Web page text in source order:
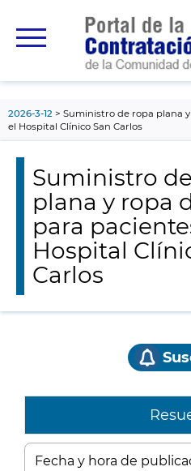
principal
2026-3-12
Suministro de ropa plana
el Hospital Clínico San Carlos
Suministro
plana y ropa
para
Hospital
Carlos
Fecha y hora de